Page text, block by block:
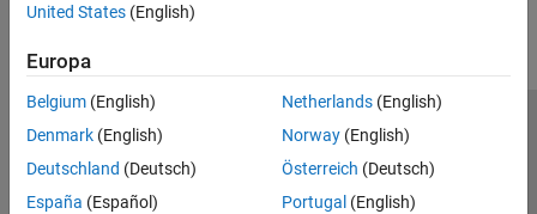
United States (English)
Europa
Belgium (English)
Denmark (English)
Deutschland (Deutsch)
España (Español)
Netherlands(English)
Norway(English)
Österreich (Deutsch)
Portugal (English)
Centro di fiducia
Informativa sulla privacy
Antipirateria
Stato dell'applicazione
Contatti
© 1994-2026 The MathWorks, Inc.